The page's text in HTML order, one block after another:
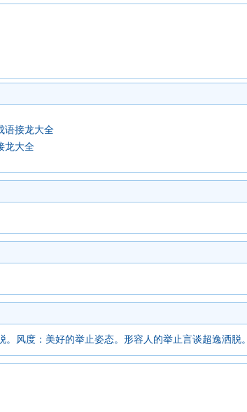
语接龙大全
龙大全
。风度：美好的举止姿态。形容人的举止言谈超逸洒脱。